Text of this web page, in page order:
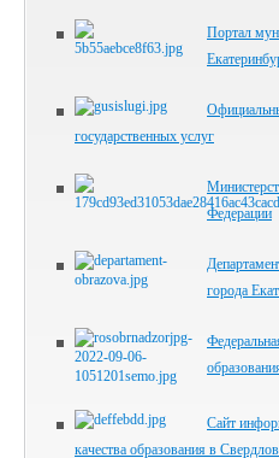
Портал
государственных услуг
Федерации
города
Сайт
качества образования в